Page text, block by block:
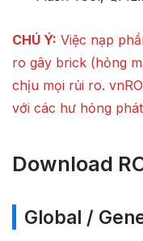
CHÚ Ý: Việc nạp
ro gây brick (hỏng
chịu mọi rủi ro.
với các hư hỏng
Download
Global /